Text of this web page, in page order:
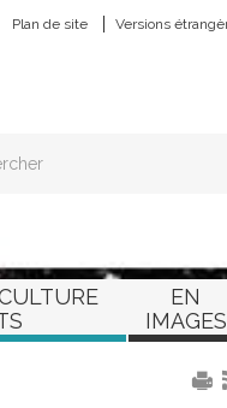
Plan de site
EN
IMAGES